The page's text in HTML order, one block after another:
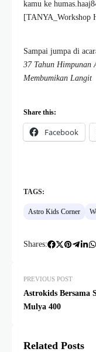
kamu ke
[TANYA_Workshop
Sampai jumpa di
37 Tahun Himpunan
Membumikan Langit
Share this:
Facebook
TAGS:
Astro Kids Corner
Shares:
PREVIOUS POST
Astrokids Bersama
Mulya 400
Related Posts